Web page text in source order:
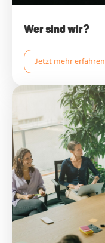
Wer sind wir?
Jetzt mehr erfahren